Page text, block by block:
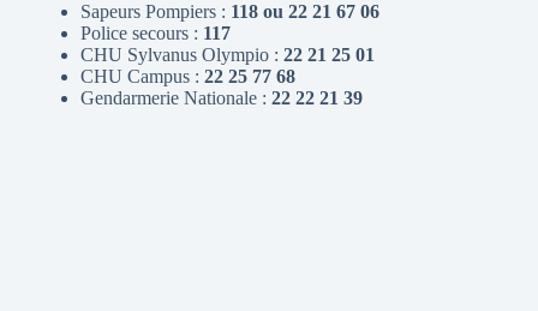
Sapeurs Pompiers : 118 ou 22 21 67 06
Police secours : 117
CHU Sylvanus Olympio : 22 21 25 01
CHU Campus : 22 25 77 68
Gendarmerie Nationale : 22 22 21 39